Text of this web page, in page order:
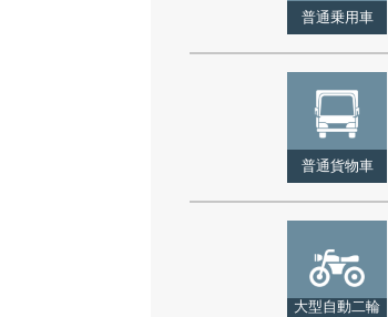
普通乗用車
普通貨物車
大型自動二輪